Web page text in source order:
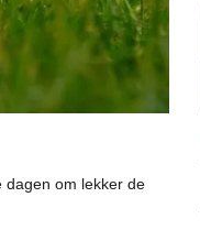
dagen om lekker de